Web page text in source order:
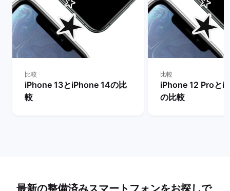
比較
iPhone 13とiPhone 14の比
較
比較
iPhone 12 Proと
の比較
最新の整備済みスマートフォンをお探しで